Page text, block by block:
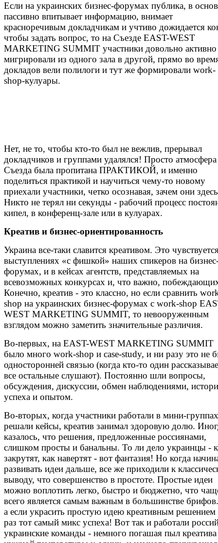
Если на украинских бизнес-форумах публика, в
пассивно впитывает информацию, внимает
красноречивым докладчикам и учтиво дожидается
чтобы задать вопрос, то на Съезде EAST-WEST
MARKETING SUMMIT участники довольно активно
мигрировали из одного зала в другой, прямо во
докладов вели полилоги и тут же формировали work-
shop-кулуары.
Нет, не то, чтобы кто-то был не вежлив, прерывал
докладчиков и группами удалялся! Просто атмосфера
Съезда была пропитана ПРАКТИКОЙ, и именно
поделиться практикой и научиться чему-то новому
приехали участники, четко осознавая, зачем они
Никто не терял ни секунды - рабочий процесс
кипел, в конференц-зале или в кулуарах.
Креатив и бизнес-ориентированность
Украина все-таки славится креативом. Это
выступлениях «с фишкой» наших спикеров на
форумах, и в кейсах агентств, представляемых на
всевозможных конкурсах и, что важно,
Конечно, креатив - это классно, но если сравнить
shop на украинских бизнес-форумах с work-shop
WEST MARKETING SUMMIT, то невооруженным
взглядом можно заметить значительные различия.
Во-первых, на EAST-WEST MARKETING SUMMIT
было много work-shop и case-study, и ни разу это не
односторонней связью (когда кто-то один
все остальные слушают). Постоянно шли вопросы,
обсуждения, дискуссии, обмен наблюдениями,
успеха и опытом.
Во-вторых, когда участники работали в мини-
решали кейсы, креатив занимал здоровую долю.
казалось, что решения, предложенные россиянами,
слишком просты и банальны. То ли дело украинцы -
закрутят, как навертят - вот фантазия! Но когда
развивать идеи дальше, все же приходили к
выводу, что совершенство в простоте. Простые идеи
можно воплотить легко, быстро и бюджетно, что
всего является самым важным в большинстве
а если украсить простую идею креативным решением
раз тот самый микс успеха! Вот так и работали
украинские команды - немного погашая пыл